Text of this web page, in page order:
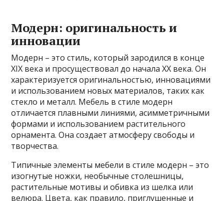
Модерн: оригинальность и
инновации
Модерн – это стиль, который зародился в конце
XIX века и просуществовал до начала XX века. Он
характеризуется оригинальностью, инновациями
и использованием новых материалов, таких как
стекло и металл. Мебель в стиле модерн
отличается плавными линиями, асимметричными
формами и использованием растительного
орнамента. Она создает атмосферу свободы и
творчества.
Типичные элементы мебели в стиле модерн – это
изогнутые ножки, необычные столешницы,
растительные мотивы и обивка из шелка или
велюра. Цвета, как правило, приглушенные и